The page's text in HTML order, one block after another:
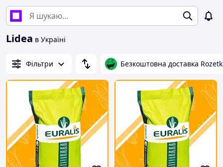
Lidea в Україні
Фільтри Безкоштовна доставка